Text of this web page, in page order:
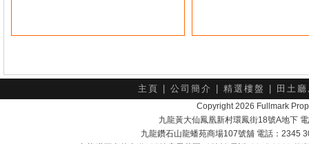
主頁 公司簡介 精選樓盤 田土
Copyright 2026 Fullmark
九龍黃大仙鳳凰新村環鳳街18號A地下
九龍鑽石山龍蟠苑商場107號舖 電話：2345